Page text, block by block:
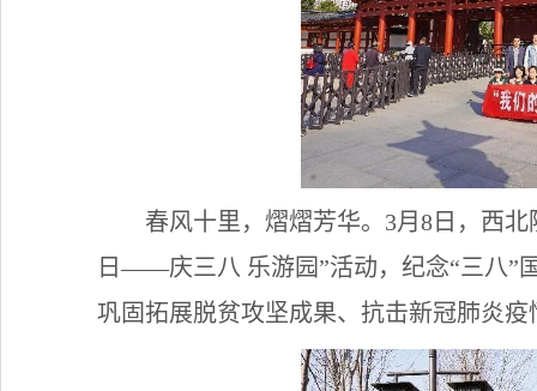
春风十里，熠熠芳华。3月8日，西北
日——庆三八 乐游园”活动，纪念“三八”
巩固拓展脱贫攻坚成果、抗击新冠肺炎